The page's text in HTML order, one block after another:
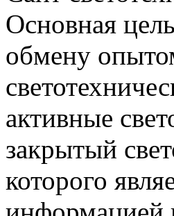
Основная
обмену
активные
закрытый
которого